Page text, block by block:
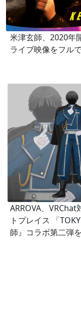
米津玄師、2020年
ライブ映像をフル
ARROVA、
トプレイス 「
師』コラボ第二弾